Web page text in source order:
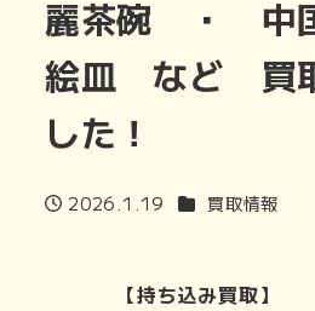
麗茶碗 ・ 中
絵皿 など 買
した！
投稿日
2026.1.19 カテゴリー
買取情報
【持ち込み買取】